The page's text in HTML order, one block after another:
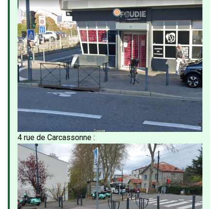
4 rue de Carcassonne :